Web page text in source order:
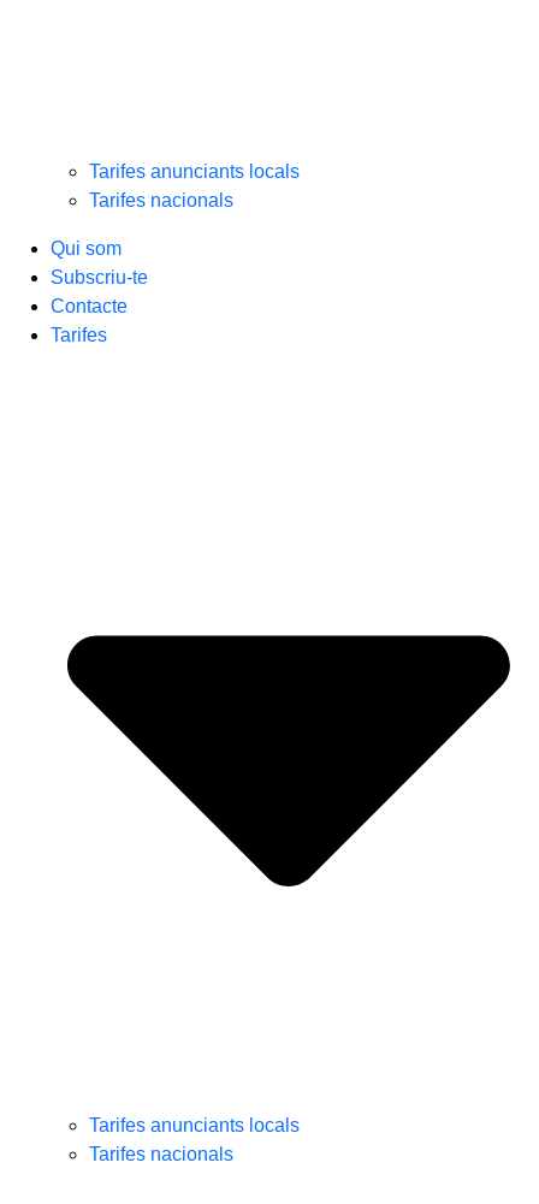
Tarifes anunciants locals
Tarifes nacionals
Qui som
Subscriu-te
Contacte
Tarifes
Tarifes anunciants locals
Tarifes nacionals